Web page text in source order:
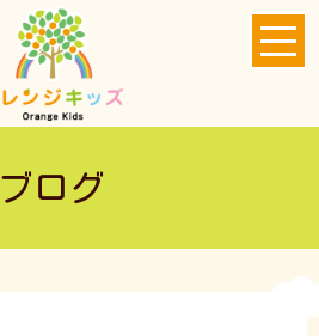
ブログ